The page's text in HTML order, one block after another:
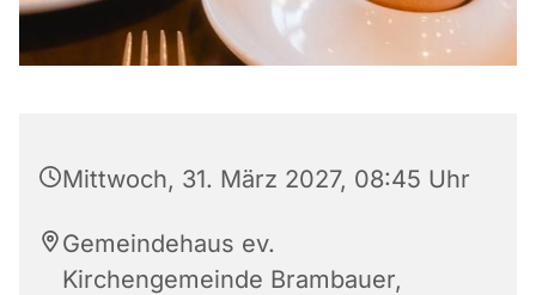
Mittwoch, 31. März 2027, 08:45 Uhr
Gemeindehaus ev.
Kirchengemeinde Brambauer,